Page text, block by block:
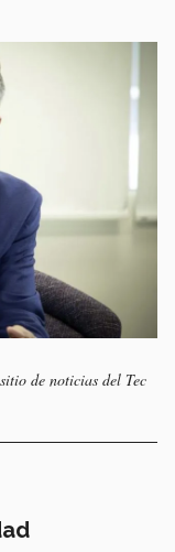
de noticias del Tec